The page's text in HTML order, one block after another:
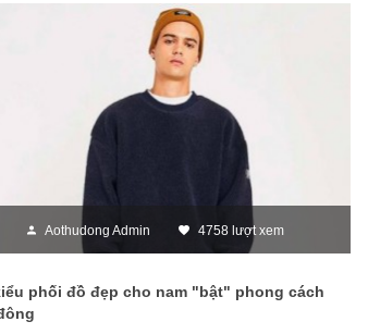
Aothudong Admin 4758 lượt xem
phối đồ đẹp cho nam "bật" phong cách